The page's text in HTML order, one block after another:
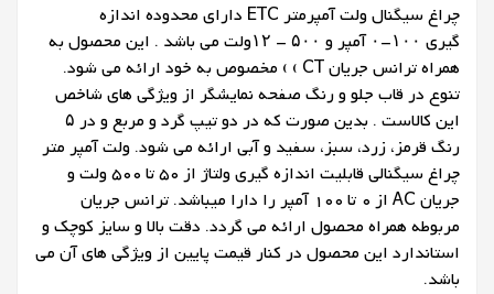
چراغ سیگنال ولت آمپرمتر ETC دارای محدوده اندازه
گیری ۱۰۰-۰ آمپر و ۵۰۰ – ۱۲ولت می باشد . این محصول به
همراه ترانس جریان CT ) ) مخصوص به خود ارائه می شود.
تنوع در قاب جلو و رنگ صفحه نمایشگر از ویژگی های شاخص
این کالاست . بدین صورت که در دو تیپ گرد و مربع و در ۵
رنگ قرمز، زرد، سبز، سفید و آبی ارائه می شود. ولت آمپر متر
چراغ سیگنالی قابلیت اندازه گیری ولتاژ از 50 تا 500 ولت و
جریان AC از 0 تا 100 آمپر را دارا میباشد. ترانس جریان
مربوطه همراه محصول ارائه می گردد. دقت بالا و سایز کوچک و
استاندارد این محصول در کنار قیمت پایین از ویژگی های آن می
باشد.